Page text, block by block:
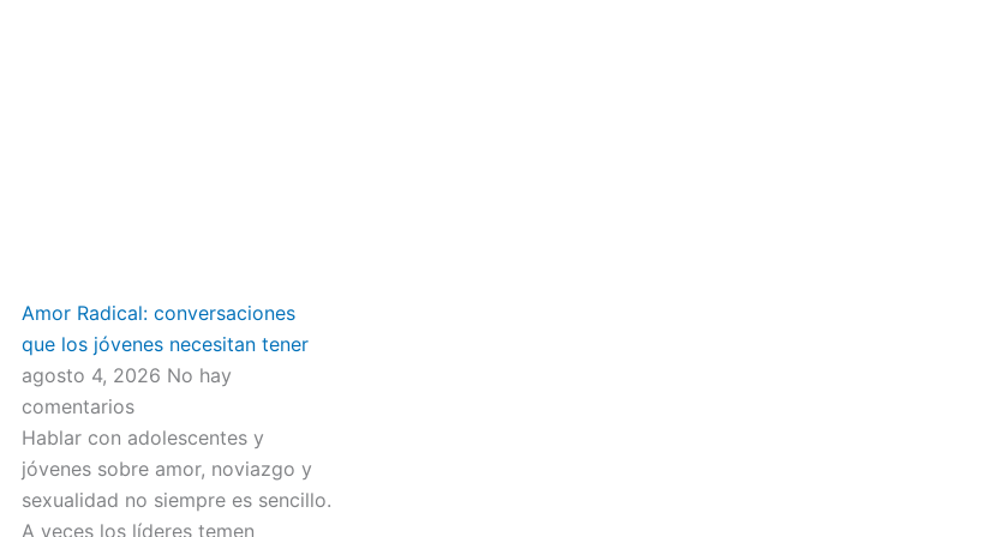
Amor Radical: conversaciones
que los jóvenes necesitan tener
agosto 4, 2026 No hay
comentarios
Hablar con adolescentes y
jóvenes sobre amor, noviazgo y
sexualidad no siempre es sencillo.
A veces los líderes temen